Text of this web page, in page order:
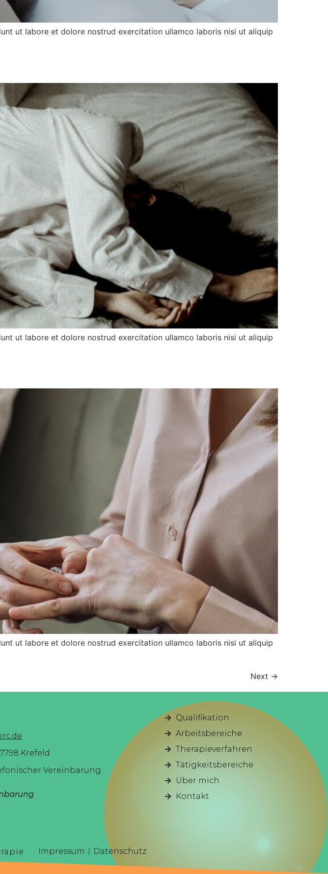
ut labore et dolore nostrud exercitation ullamco laboris nisi ut aliquip
ut labore et dolore nostrud exercitation ullamco laboris nisi ut aliquip
ut labore et dolore nostrud exercitation ullamco laboris nisi ut aliquip
Next →
Krefeld
Vereinbarung
Qualifikation
Arbeitsbereiche
Therapieverfahren
Tätigkeitsbereiche
Über mich
Kontakt
Impressum Datenschutz